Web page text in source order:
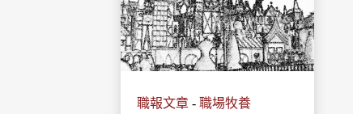
職報文章 -職場牧養